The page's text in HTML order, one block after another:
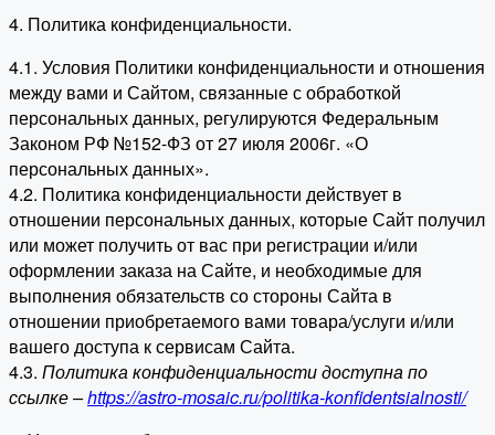
4. Политика конфиденциальности.
4.1. Условия Политики конфиденциальности и отношения
между вами и Сайтом, связанные с обработкой
персональных данных, регулируются Федеральным
Законом РФ №152-ФЗ от 27 июля 2006г. «О
персональных данных».
4.2. Политика конфиденциальности действует в
отношении персональных данных, которые Сайт получил
или может получить от вас при регистрации и/или
оформлении заказа на Сайте, и необходимые для
выполнения обязательств со стороны Сайта в
отношении приобретаемого вами товара/услуги и/или
вашего доступа к сервисам Сайта.
4.3. Политика конфиденциальности доступна по
ссылке –https://astro-mosaic.ru/politika-konfidentsialnosti/